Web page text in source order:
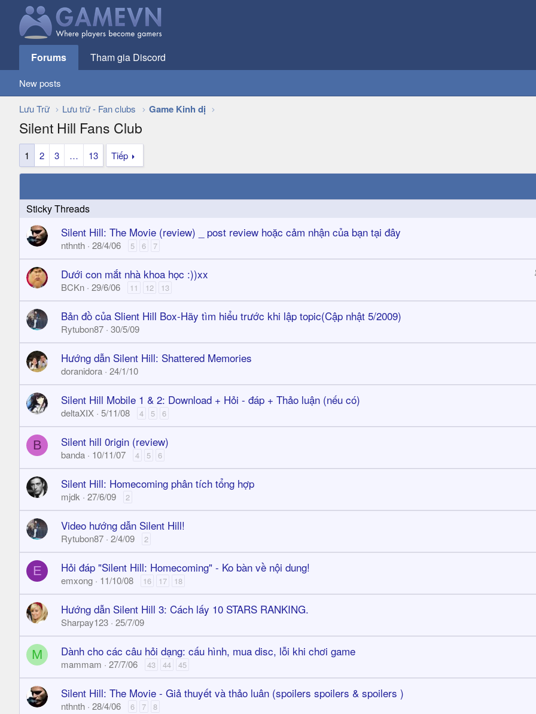
Forums Tham gia Discord
New posts
Lưu Trữ Lưu trữ - Fan clubs Game Kinh dị
Silent Hill Fans Club
1 2 3 … 13 Tiếp
Silent Hill: The Movie (review) _ post review hoặc cảm nhận của bạn tại đây
nthnth 28/4/06 5 6 7
Dưới con mắt nhà khoa học :))xx
BCKn 29/6/06 11 12 13
Bản đồ của Slient Hill Box-Hãy tìm hiểu trước khi lập topic(Cập nhật 5/2009)
Rytubon87 30/5/09
Hướng dẫn Silent Hill: Shattered Memories
doranidora 24/1/10
Silent Hill Mobile 1 & 2: Download + Hỏi - đáp + Thảo luận (nếu có)
deltaXIX 5/11/08 4 5 6
B Silent hill 0rigin (review)
banda 10/11/07 4 5 6
Silent Hill: Homecoming phân tích tổng hợp
mjdk 27/6/09 2
Video hướng dẫn Silent Hill!
Rytubon87 2/4/09 2
E Hỏi đáp "Silent Hill: Homecoming" - Ko bàn về nội dung!
emxong 11/10/08 16 17 18
Hướng dẫn Silent Hill 3: Cách lấy 10 STARS RANKING.
Sharpay123 25/7/09
M Dành cho các câu hỏi dạng: cấu hình, mua disc, lỗi khi chơi game
mammam 27/7/06 43 44 45
Silent Hill: The Movie - Giả thuyết và thảo luân (spoilers spoilers & spoilers )
nthnth 28/4/06 6 7 8